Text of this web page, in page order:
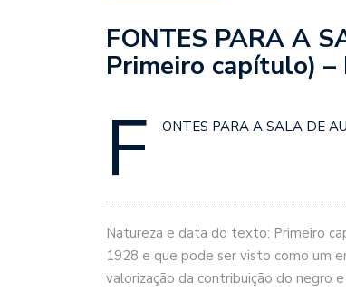
FONTES PARA A
Primeiro capítulo)
F ONTES PARA A SALA DE
Natureza e data do texto: Primeiro
1928 e que pode ser visto como um
valorização da contribuição do negro